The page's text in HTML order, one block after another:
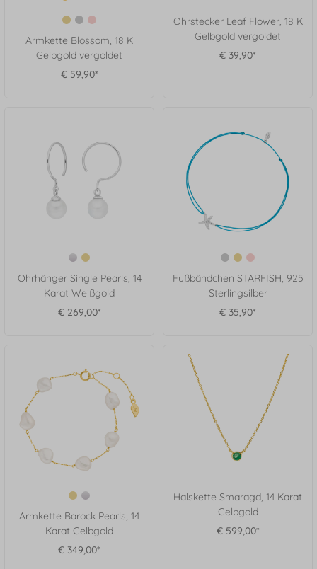
Armkette Blossom, 18 K
Gelbgold vergoldet
€ 59,90*
Ohrstecker Leaf Flower, 18 K
Gelbgold vergoldet
€ 39,90*
Ohrhänger Single Pearls, 14
Karat Weißgold
€ 269,00*
Fußbändchen STARFISH, 925
Sterlingsilber
€ 35,90*
Armkette Barock Pearls, 14
Karat Gelbgold
€ 349,00*
Halskette Smaragd, 14 Karat
Gelbgold
€ 599,00*